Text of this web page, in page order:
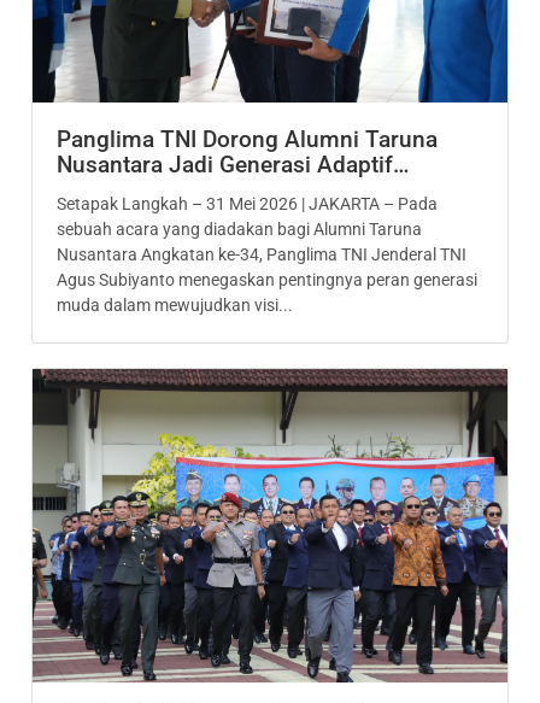
Panglima TNI Dorong Alumni Taruna
Nusantara Jadi Generasi Adaptif…
Setapak Langkah – 31 Mei 2026 | JAKARTA – Pada
sebuah acara yang diadakan bagi Alumni Taruna
Nusantara Angkatan ke-34, Panglima TNI Jenderal TNI
Agus Subiyanto menegaskan pentingnya peran generasi
muda dalam mewujudkan visi...